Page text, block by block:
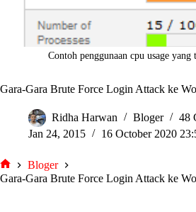
Contoh penggunaan cpu usage
Gara-Gara Brute Force Login Attack ke
Ridha Harwan Bloger
48
Jan 24, 2015
16 October 2020
tarjiem
Bloger
Gara-Gara Brute Force Login Attack ke